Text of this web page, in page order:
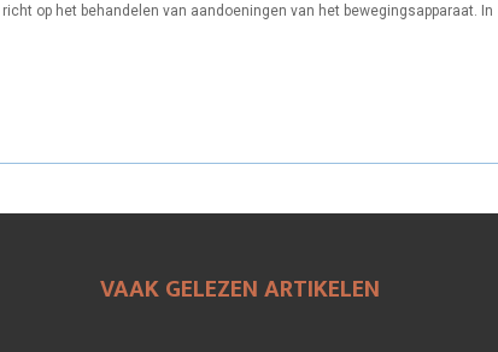
op het behandelen van aandoeningen van het bewegingsapparaat. In
VAAK GELEZEN ARTIKELEN